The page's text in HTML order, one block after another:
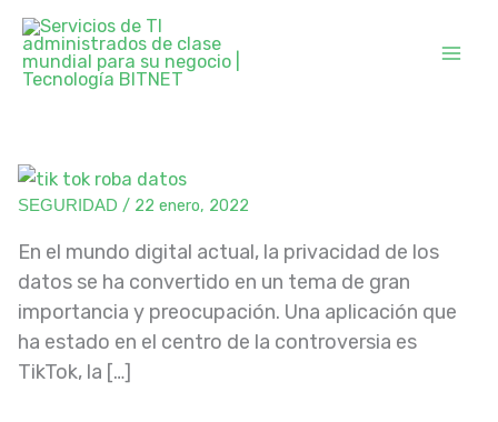
contenido
SEGURIDAD / 22 enero, 2022
En el mundo digital actual, la privacidad de los
datos se ha convertido en un tema de gran
importancia y preocupación. Una aplicación que
ha estado en el centro de la controversia es
TikTok, la […]